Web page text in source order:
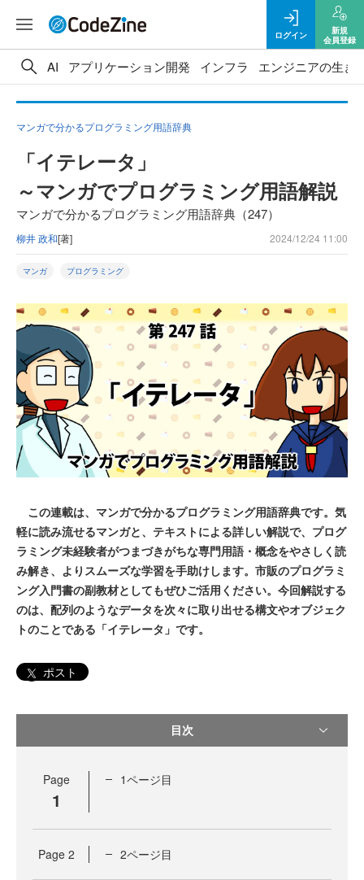
ログイン
新規
会員登録
AI アプリケーション開発 インフラ エンジニアの生き
マンガで分かるプログラミング用語辞典
「イテレータ」
～マンガでプログラミング用語解説
マンガで分かるプログラミング用語辞典（247）
柳井 政和[著] 2024/12/24 11:00
マンガ プログラミング
この連載は、マンガで分かるプログラミング用語辞典です。気
軽に読み流せるマンガと、テキストによる詳しい解説で、プログ
ラミング未経験者がつまづきがちな専門用語・概念をやさしく読
み解き、よりスムーズな学習を手助けします。市販のプログラミ
ング入門書の副教材としてもぜひご活用ください。今回解説する
のは、配列のようなデータを次々に取り出せる構文やオブジェク
トのことである「イテレータ」です。
ポスト
目次
Page
1
1ページ目
Page 2 2ページ目